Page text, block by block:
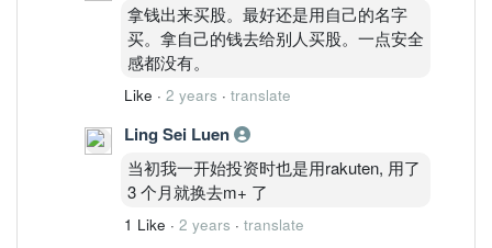
拿钱出来买股。最好还是用自己的名字
买。拿自己的钱去给别人买股。一点安全
感都没有。
Like · 2 years · translate
Ling Sei Luen
当初我一开始投资时也是用rakuten, 用了
3 个月就换去m+ 了
1 Like · 2 years · translate